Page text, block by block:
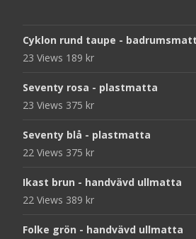
Cyklon rund taupe -
23 Views 189 kr
Seventy rosa - plastmatta
23 Views 375 kr
Seventy blå - plastmatta
22 Views 375 kr
Ikast brun - handvävd ullmatta
22 Views 389 kr
Folke grön - handvävd ullmatta